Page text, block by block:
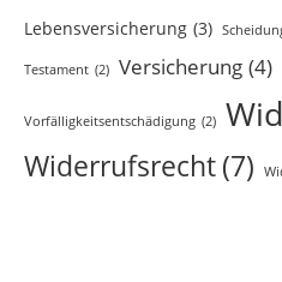
Lebensversicherung (3)
Testament (2) Versicherung (4)
Vorfälligkeitsentschädigung (2)
Widerrufsrecht(7)